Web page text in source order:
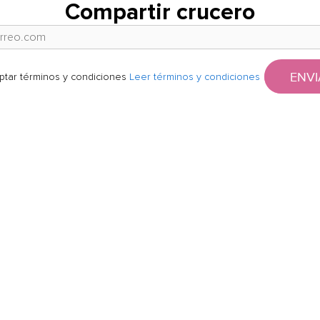
Compartir crucero
términos y condiciones Leer términos y condiciones